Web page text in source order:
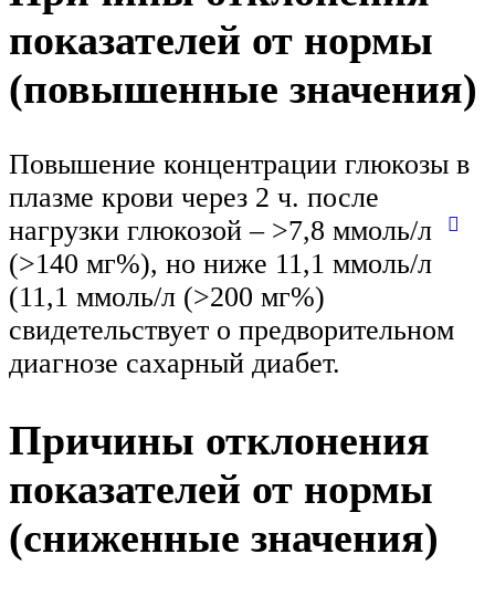
показателей от нормы
(повышенные значения)
Повышение концентрации глюкозы в
плазме крови через 2 ч. после
нагрузки глюкозой – >7,8 ммоль/л
(>140 мг%), но ниже 11,1 ммоль/л
(11,1 ммоль/л (>200 мг%)
свидетельствует о предворительном
диагнозе сахарный диабет.
Причины отклонения
показателей от нормы
(сниженные значения)